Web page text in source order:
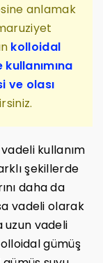
anlamak
kolloidal
ve olası
kullanım
şekillerde
daha da
vadeli olarak
uzun vadeli
gümüş